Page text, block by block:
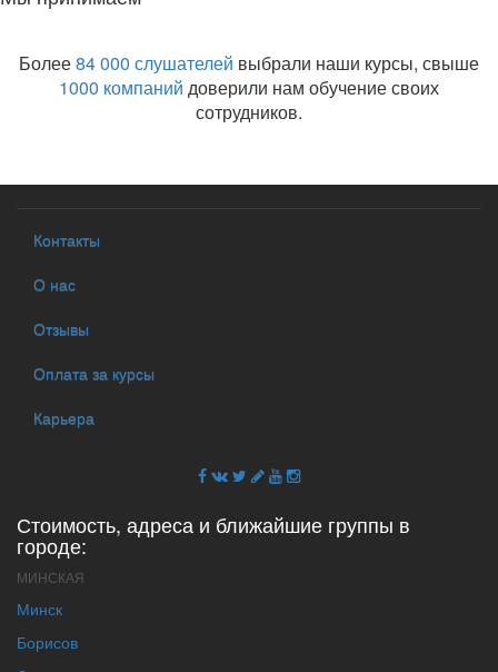
Более84 000 слушателей выбрали наши курсы, свыше
1000 компаний доверили нам обучение своих
сотрудников.
Контакты
О нас
Отзывы
Оплата за курсы
Карьера
Стоимость, адреса и ближайшие группы в
городе:
МИНСКАЯ
Минск
Борисов